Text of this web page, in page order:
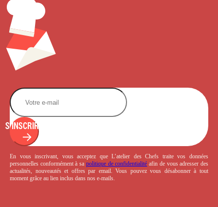
S'INSCRIRE
En vous inscrivant, vous acceptez que L’atelier des Chefs traite vos données
personnelles conformément à sa politique de confidentialité afin de vous adresser des
actualités, nouveautés et offres par email. Vous pouvez vous désabonner à tout
moment grâce au lien inclus dans nos e-mails.